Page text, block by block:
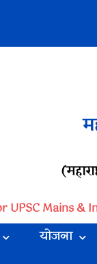
Mains &
योजना